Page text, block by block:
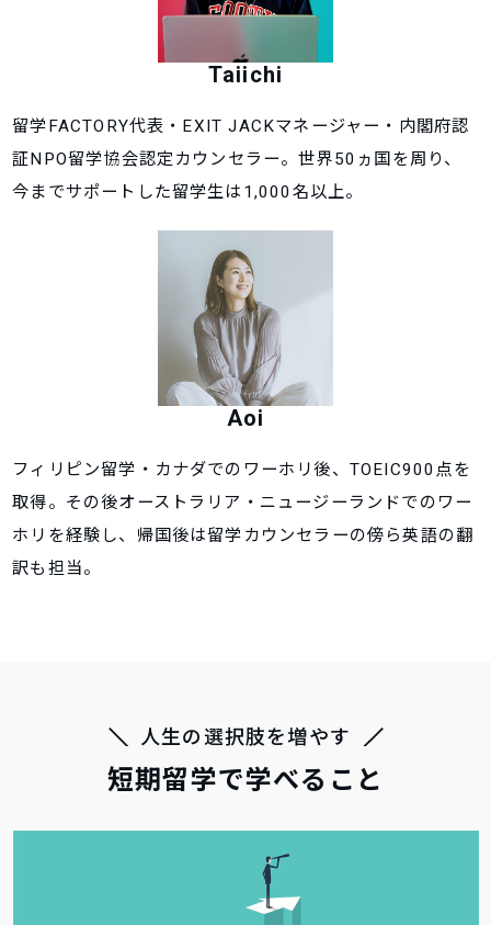
Taiichi
留学FACTORY代表・EXIT JACKマネージャー・内閣府認
証NPO留学協会認定カウンセラー。世界50ヵ国を周り、
今までサポートした留学生は1,000名以上。
Aoi
フィリピン留学・カナダでのワーホリ後、TOEIC900点を
取得。その後オーストラリア・ニュージーランドでのワー
ホリを経験し、帰国後は留学カウンセラーの傍ら英語の翻
訳も担当。
人生の選択肢を増やす
短期留学で学べること